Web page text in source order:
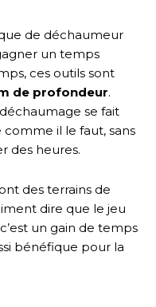
de déchaumeur
un temps
ces outils sont
de profondeur.
se fait
il le faut, sans
des heures.
des terrains de
dire que le jeu
un gain de temps
bénéfique pour la